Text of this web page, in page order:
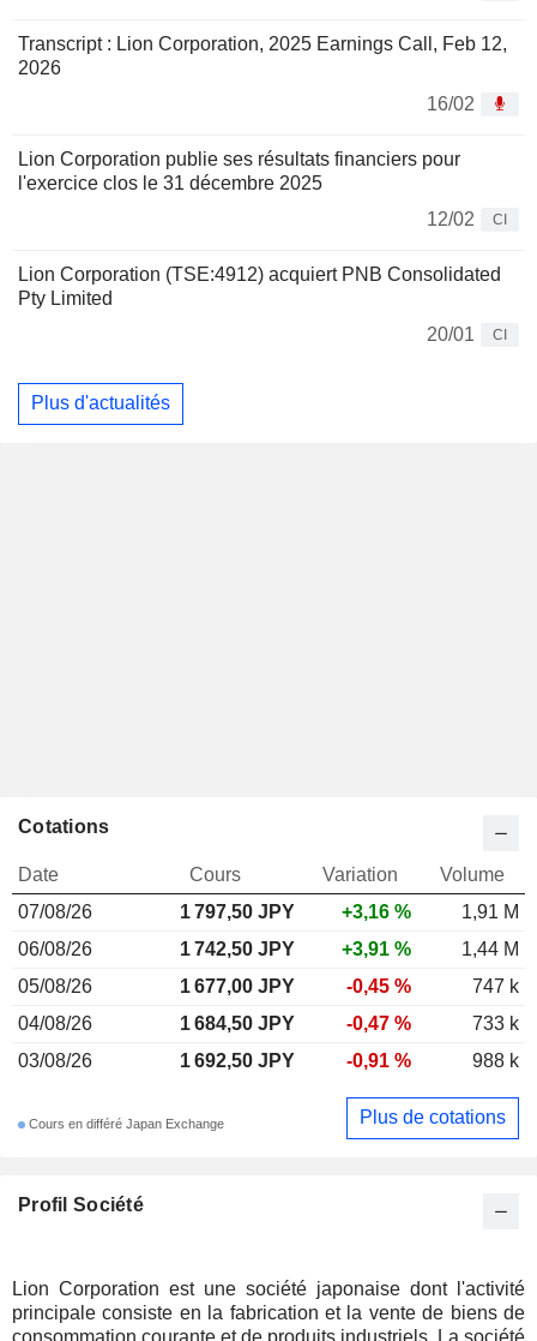
Transcript : Lion Corporation, 2025 Earnings Call, Feb 12,
2026
16/02
Lion Corporation publie ses résultats financiers pour
l'exercice clos le 31 décembre 2025
12/02
CI
Lion Corporation (TSE:4912) acquiert PNB Consolidated
Pty Limited
20/01
CI
Plus d'actualités
Profil Société
Lion Corporation est une société japonaise dont l'activité
principale consiste en la fabrication et la vente de biens de
consommation courante et de produits industriels. La société
Cotations
Date Cours Variation
Volume
07/08/26
1 797,50 JPY +3,16 %
1,91 M
06/08/26
1 742,50 JPY +3,91 %
1,44 M
05/08/26
1 677,00 JPY -0,45 %
747 k
04/08/26
1 684,50 JPY -0,47 %
733 k
03/08/26
1 692,50 JPY -0,91 % 988 k
Cours en différé Japan Exchange Plus de cotations